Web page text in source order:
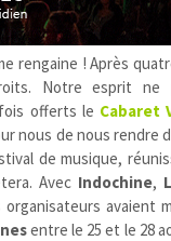
rengaine ! Après
Notre esprit ne
offerts le Cabaret
nous de nous
de musique,
Avec Indochine,
organisateurs
entre le 25 et le 28